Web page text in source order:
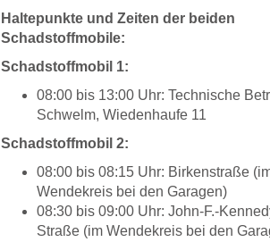
Haltepunkte und Zeiten der beiden
Schadstoffmobile:
Schadstoffmobil 1:
08:00 bis 13:00 Uhr: Technische
Schwelm, Wiedenhaufe 11
Schadstoffmobil 2:
08:00 bis 08:15 Uhr: Birkenstraße
Wendekreis bei den Garagen)
08:30 bis 09:00 Uhr: John-F.-
Straße (im Wendekreis bei den